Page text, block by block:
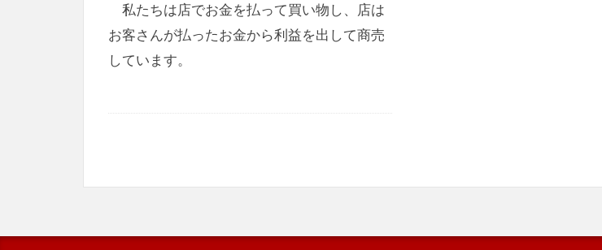
私たちは店でお金を払って買い物し、店は
お客さんが払ったお金から利益を出して商売
しています。